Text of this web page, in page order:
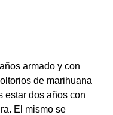
armado y con
de marihuana
estar dos años con
El mismo se